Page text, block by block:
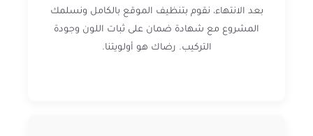
بعد الانتهاء، نقوم بتنظيف الموقع بالكامل ونسلمك
المشروع مع شهادة ضمان على ثبات اللون وجودة
التركيب. رضاك هو أولويتنا.